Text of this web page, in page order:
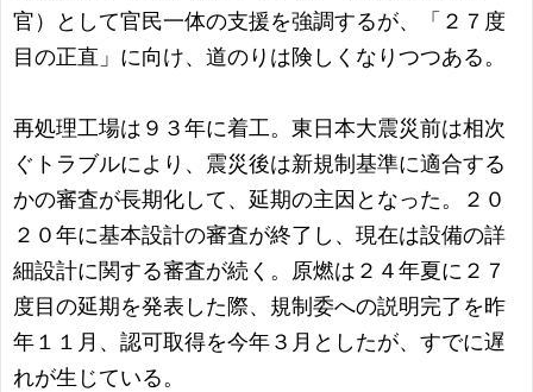
官）として官民一体の支援を強調するが、「２７度
目の正直」に向け、道のりは険しくなりつつある。
再処理工場は９３年に着工。東日本大震災前は相次
ぐトラブルにより、震災後は新規制基準に適合する
かの審査が長期化して、延期の主因となった。２０
２０年に基本設計の審査が終了し、現在は設備の詳
細設計に関する審査が続く。原燃は２４年夏に２７
度目の延期を発表した際、規制委への説明完了を昨
年１１月、認可取得を今年３月としたが、すでに遅
れが生じている。